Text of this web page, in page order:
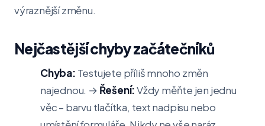
výraznější změnu.
Nejčastější chyby začátečníků
Chyba: Testujete příliš mnoho změn
najednou. → Řešení:Vždy měňte jen jednu
věc – barvu tlačítka, text nadpisu nebo